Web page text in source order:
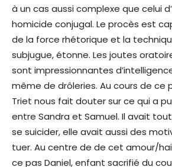
à un cas aussi complexe que celui
homicide conjugal. Le procès est
de la force rhétorique et la
subjugue, étonne. Les joutes
sont impressionnantes
même de drôleries. Au cours de ce
Triet nous fait douter sur ce qui a
entre Sandra et Samuel. Il avait
se suicider, elle avait aussi des
tuer. Au centre de de cet amour/
ce pas Daniel, enfant sacrifié du